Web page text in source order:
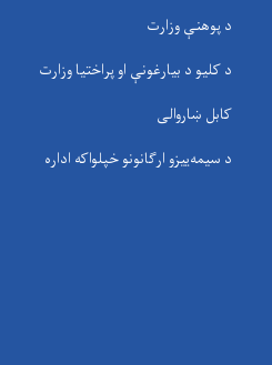
د پوهنې وزارت
د کلیو د بیارغونې او پراختیا وزارت
کابل ښاروالی
د سيمه‌ييزو ارګانونو خپلواکه اداره